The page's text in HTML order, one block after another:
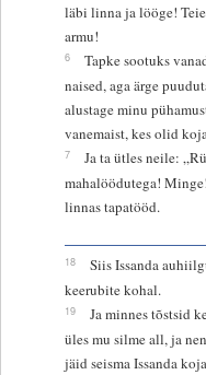
läbi linna ja lööge!
armu!
6
Tapke sootuks
naised, aga ärge
alustage minu
vanemaist, kes olid
7
Ja ta ütles neile:
mahalöödutega!
linnas tapatööd.
18
Siis Issanda
keerubite kohal.
19
Ja minnes tõstsid
üles mu silme all, ja
jäid seisma Issanda